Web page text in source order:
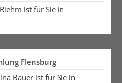
ist für Sie in
Flensburg
Bauer ist für Sie in